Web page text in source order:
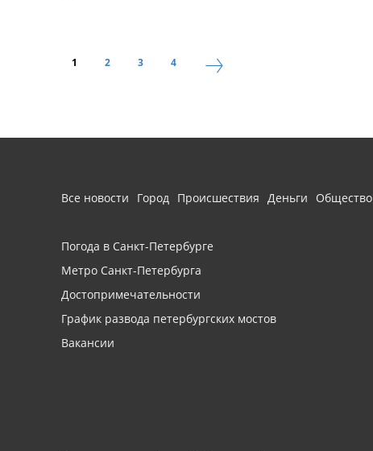
1 2 3 4
Все новости Город Происшествия Деньги Общество
Погода в Санкт-Петербурге
Метро Санкт-Петербурга
Достопримечательности
График развода петербургских мостов
Вакансии